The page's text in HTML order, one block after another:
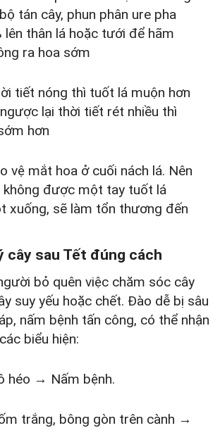
tán cây, phun phân ure pha
lên thân lá hoặc tưới để hãm
ra hoa sớm
tiết nóng thì tuốt lá muộn hơn
lại thời tiết rét nhiều thì
hơn
vệ mắt hoa ở cuối nách lá. Nên
được một tay tuốt lá
xuống, sẽ làm tổn thương đến
cây sau Tết đúng cách
bỏ quên việc chăm sóc cây
suy yếu hoặc chết. ​Đào dễ bị sâu
nấm bệnh tấn công, có thể nhận
biểu hiện:
héo → Nấm bệnh.
trắng, bông gòn trên cành →